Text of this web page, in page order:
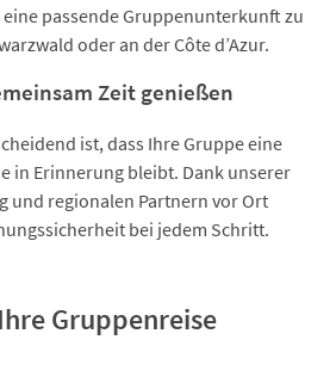
passende Gruppenunterkunft zu
oder an der Côte d’Azur.
Zeit genießen
ist, dass Ihre Gruppe eine
in Erinnerung bleibt. Dank unserer
und regionalen Partnern vor Ort
bei jedem Schritt.
Gruppenreise